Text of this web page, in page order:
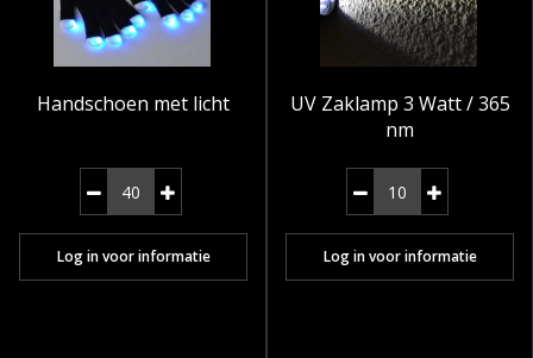
Handschoen met licht
Log in voor informatie
UV Zaklamp 3 Watt / 365
nm
Log in voor informatie